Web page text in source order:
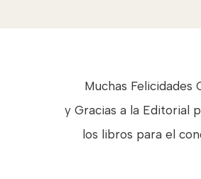
Muchas Felicidades
y Gracias a la Editorial
los libros para el